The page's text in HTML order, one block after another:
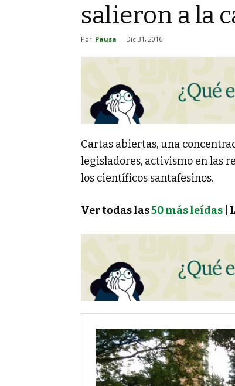
salieron a la
Por Pausa - Dic 31, 2016
Cartas abiertas, una
legisladores, activismo en las
los científicos santafesinos.
Ver todas las50 más leídas |